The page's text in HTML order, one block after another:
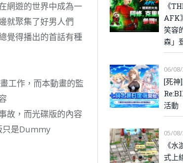
網遊的世界中成為一
就聚集了好男人們
覺得播出的首話有種
工作，而本動畫的監
故，而光碟版的內容
只是Dummy
《
AFK
笑容
森」
06/
[死神
活動
05/
《
式上